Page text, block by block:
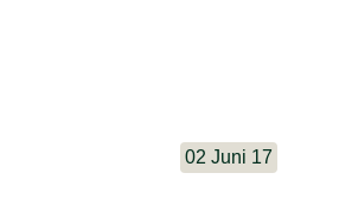
02 Juni 17